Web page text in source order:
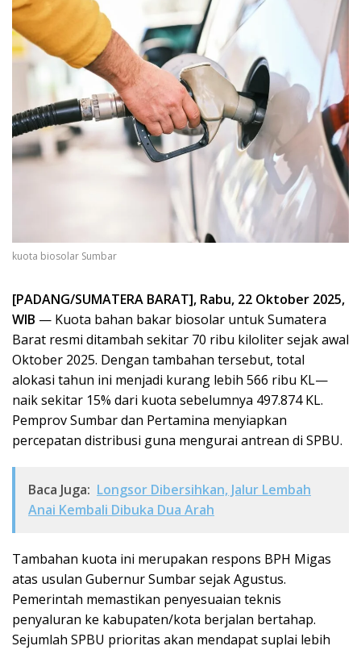
kuota biosolar Sumbar
[PADANG/SUMATERA BARAT], Rabu, 22 Oktober 2025,
WIB — Kuota bahan bakar biosolar untuk Sumatera
Barat resmi ditambah sekitar 70 ribu kiloliter sejak awal
Oktober 2025. Dengan tambahan tersebut, total
alokasi tahun ini menjadi kurang lebih 566 ribu KL—
naik sekitar 15% dari kuota sebelumnya 497.874 KL.
Pemprov Sumbar dan Pertamina menyiapkan
percepatan distribusi guna mengurai antrean di SPBU.
Baca Juga: Longsor Dibersihkan, Jalur Lembah
Anai Kembali Dibuka Dua Arah
Tambahan kuota ini merupakan respons BPH Migas
atas usulan Gubernur Sumbar sejak Agustus.
Pemerintah memastikan penyesuaian teknis
penyaluran ke kabupaten/kota berjalan bertahap.
Sejumlah SPBU prioritas akan mendapat suplai lebih